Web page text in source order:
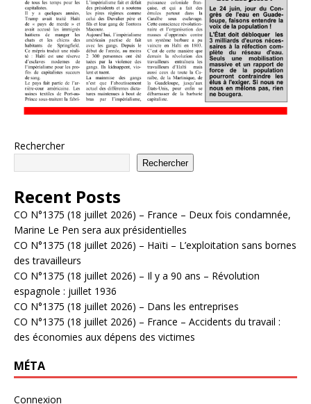
Rechercher
Rechercher
Recent Posts
CO N°1375 (18 juillet 2026) – France – Deux fois condamnée,
Marine Le Pen sera aux présidentielles
CO N°1375 (18 juillet 2026) – Haïti – L’exploitation sans bornes
des travailleurs
CO N°1375 (18 juillet 2026) – Il y a 90 ans – Révolution
espagnole : juillet 1936
CO N°1375 (18 juillet 2026) – Dans les entreprises
CO N°1375 (18 juillet 2026) – France – Accidents du travail :
des économies aux dépens des victimes
MÉTA
Connexion